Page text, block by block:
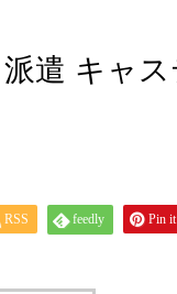
遣 キャ
RSS feedly Pin it